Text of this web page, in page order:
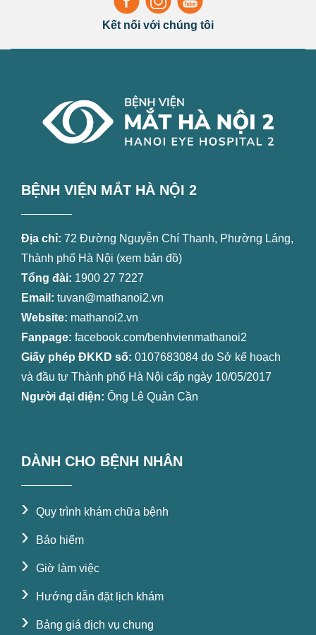
Kết nối với chúng tôi
BỆNH VIỆN MẮT HÀ NỘI 2
Địa chỉ: 72 Đường Nguyễn Chí Thanh, Phường Láng,
Thành phố Hà Nội (xem bản đồ)
Tổng đài: 1900 27 7227
Email: tuvan@mathanoi2.vn
Website: mathanoi2.vn
Fanpage: facebook.com/benhvienmathanoi2
Giấy phép ĐKKD số: 0107683084 do Sở kế hoạch
và đầu tư Thành phố Hà Nội cấp ngày 10/05/2017
Người đại diện: Ông Lê Quản Cần
DÀNH CHO BỆNH NHÂN
› Quy trình khám chữa bệnh
› Bảo hiểm
› Giờ làm việc
› Hướng dẫn đặt lịch khám
› Bảng giá dịch vụ chung